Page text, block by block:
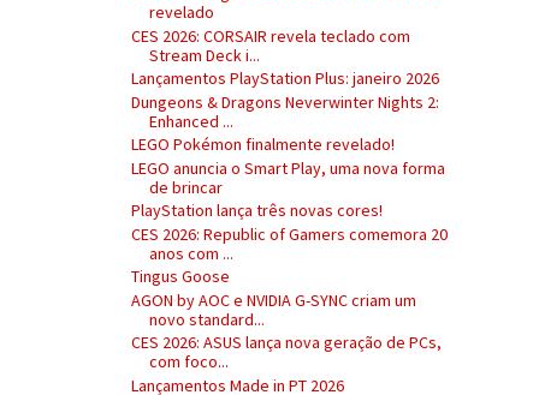
revelado
CES 2026: CORSAIR revela teclado com
Stream Deck i...
Lançamentos PlayStation Plus: janeiro 2026
Dungeons & Dragons Neverwinter Nights 2:
Enhanced ...
LEGO Pokémon finalmente revelado!
LEGO anuncia o Smart Play, uma nova forma
de brincar
PlayStation lança três novas cores!
CES 2026: Republic of Gamers comemora 20
anos com ...
Tingus Goose
AGON by AOC e NVIDIA G-SYNC criam um
novo standard...
CES 2026: ASUS lança nova geração de PCs,
com foco...
Lançamentos Made in PT 2026